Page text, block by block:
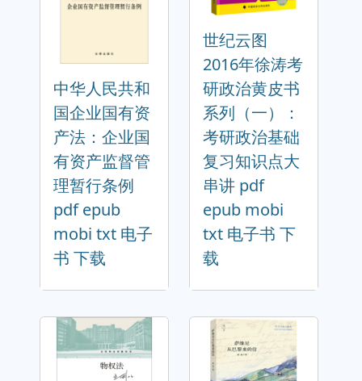
中华人民共和
国企业国有资
产法：企业国
有资产监督管
理暂行条例
pdf epub
mobi txt 电子
书 下载
世纪云图
2016年徐涛考
研政治黄皮书
系列（一）：
考研政治基础
复习知识点大
串讲 pdf
epub mobi
txt 电子书 下
载